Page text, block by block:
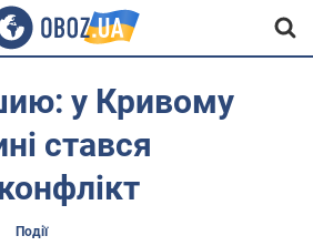
у Кривому
стався
Події